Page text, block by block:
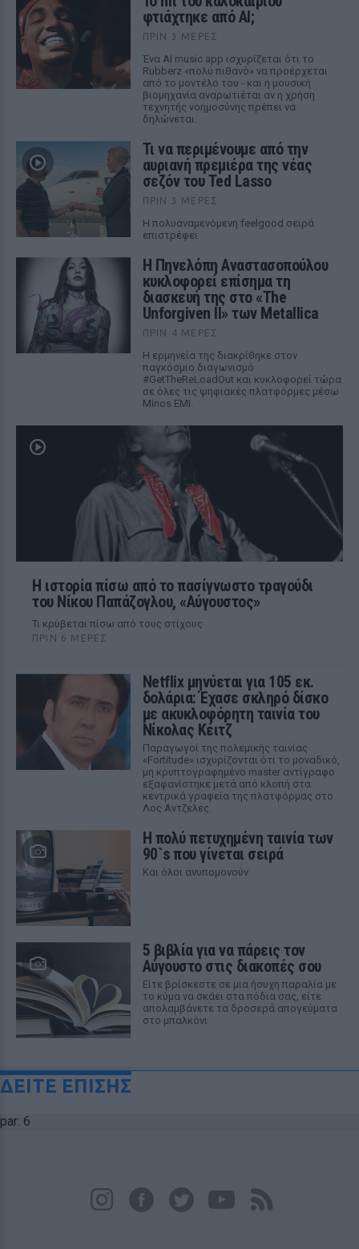
φτιάχτηκε από AI;
ΠΡΙΝ 3 ΜΈΡΕΣ
Ένα AI music app ισχυρίζεται ότι το
Rubberz «πολύ πιθανό» να προέρχεται
από το μοντέλο του - και η μουσική
βιομηχανία αναρωτιέται αν η χρήση
τεχνητής νοημοσύνης πρέπει να
δηλώνεται.
Τι να περιμένουμε από την
αυριανή πρεμιέρα της νέας
σεζόν του Ted Lasso
ΠΡΙΝ 3 ΜΈΡΕΣ
Η πολυαναμενόμενη feelgood σειρά
επιστρέφει
Η Πηνελόπη Αναστασοπούλου
κυκλοφορεί επίσημα τη
διασκευή της στο «The
Unforgiven II» των Metallica
ΠΡΙΝ 4 ΜΈΡΕΣ
Η ερμηνεία της διακρίθηκε στον
παγκόσμιο διαγωνισμό
#GetTheReLoadOut και κυκλοφορεί τώρα
σε όλες τις ψηφιακές πλατφόρμες μέσω
Minos EMI.
Η ιστορία πίσω από το πασίγνωστο τραγούδι
του Νίκου Παπάζογλου, «Αύγουστος»
Τι κρύβεται πίσω από τους στίχους
ΠΡΙΝ 6 ΜΈΡΕΣ
Netflix μηνύεται για 105 εκ.
δολάρια: Έχασε σκληρό δίσκο
με ακυκλοφόρητη ταινία του
Νίκολας Κέιτζ
Παραγωγοί της πολεμικής ταινίας
«Fortitude» ισχυρίζονται ότι το μοναδικό,
μη κρυπτογραφημένο master αντίγραφο
εξαφανίστηκε μετά από κλοπή στα
κεντρικά γραφεία της πλατφόρμας στο
Λος Αντζελες.
Η πολύ πετυχημένη ταινία των
90`s που γίνεται σειρά
Και όλοι ανυπομονούν
5 βιβλία για να πάρεις τον
Αύγουστο στις διακοπές σου
Είτε βρίσκεστε σε μια ήσυχη παραλία με
το κύμα να σκάει στα πόδια σας, είτε
απολαμβάνετε τα δροσερά απογεύματα
στο μπαλκόνι
ΔΕΙΤΕ ΕΠΙΣΗΣ
par: 6